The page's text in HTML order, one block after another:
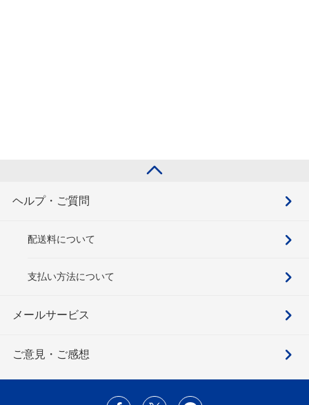
ヘルプ・ご質問
配送料について
支払い方法について
メールサービス
ご意見・ご感想